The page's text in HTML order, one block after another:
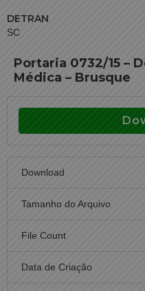
DETRAN
SC
Portaria 0732/15 –
Médica – Brusque
Download
Tamanho do Arquivo
File Count
Data de Criação